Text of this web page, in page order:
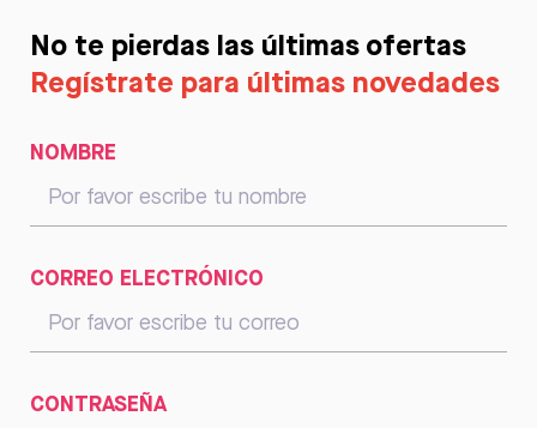
No te pierdas las últimas ofertas
Regístrate para últimas novedades
NOMBRE
CORREO ELECTRÓNICO
CONTRASEÑA